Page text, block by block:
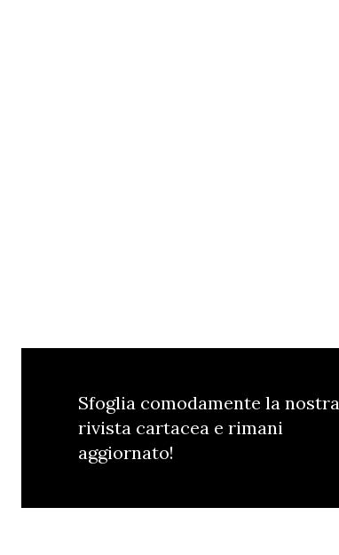
Sfoglia comodamente la nostra
rivista cartacea e rimani
aggiornato!